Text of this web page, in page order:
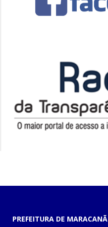
PREFEITURA DE MARACANÃ